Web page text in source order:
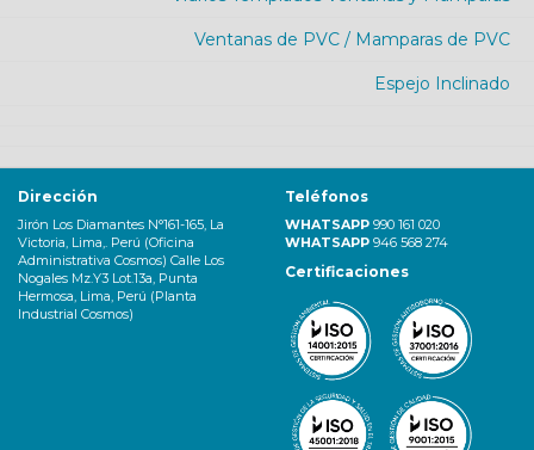
Ventanas de PVC / Mamparas de PVC
Espejo Inclinado
Dirección
Jirón Los Diamantes N°161-165, La
Victoria, Lima,. Perú (Oficina
Administrativa Cosmos) Calle Los
Nogales Mz.Y3 Lot.13a, Punta
Hermosa, Lima, Perú (Planta
Industrial Cosmos)
Teléfonos
WHATSAPP 990 161 020
WHATSAPP 946 568 274
Certificaciones